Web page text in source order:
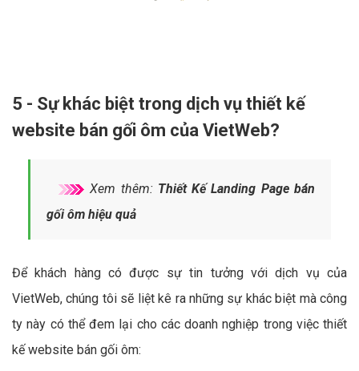
5 - Sự khác biệt trong dịch vụ thiết kế
website bán gối ôm của VietWeb?
Xem thêm: Thiết Kế Landing Page bán
gối ôm hiệu quả
Để khách hàng có được sự tin tưởng với dịch vụ của
VietWeb, chúng tôi sẽ liệt kê ra những sự khác biệt mà công
ty này có thể đem lại cho các doanh nghiệp trong việc thiết
kế website bán gối ôm: